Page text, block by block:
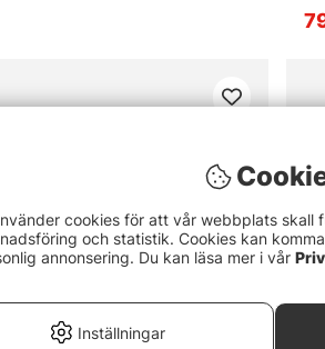
cookies för att vår webbplats skall
och statistik. Cookies kan
annonsering. Du kan läsa mer i vår
Inställningar